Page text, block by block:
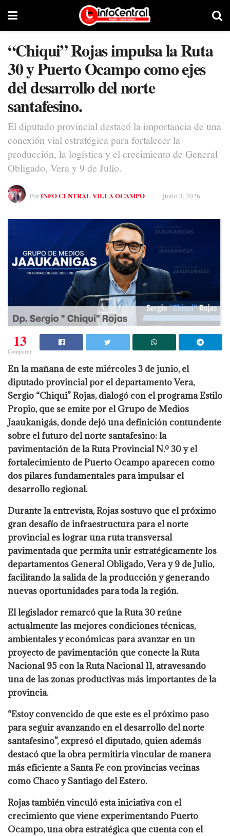
“Chiqui” Rojas impulsa la Ruta
30 y Puerto Ocampo como ejes
del desarrollo del norte
santafesino.
El diputado provincial destacó la importancia de una
conexión vial estratégica para fortalecer la
producción, la logística y el crecimiento de General
Obligado, Vera y 9 de Julio.
PorINFO CENTRAL VILLA OCAMPO junio 3, 2026
13
Compartir
En la mañana de este miércoles 3 de junio, el
diputado provincial por el departamento Vera,
Sergio “Chiqui” Rojas, dialogó con el programa Estilo
Propio, que se emite por el Grupo de Medios
Jaaukanigás, donde dejó una definición contundente
sobre el futuro del norte santafesino: la
pavimentación de la Ruta Provincial N.º 30 y el
fortalecimiento de Puerto Ocampo aparecen como
dos pilares fundamentales para impulsar el
desarrollo regional.
Durante la entrevista, Rojas sostuvo que el próximo
gran desafío de infraestructura para el norte
provincial es lograr una ruta transversal
pavimentada que permita unir estratégicamente los
departamentos General Obligado, Vera y 9 de Julio,
facilitando la salida de la producción y generando
nuevas oportunidades para toda la región.
El legislador remarcó que la Ruta 30 reúne
actualmente las mejores condiciones técnicas,
ambientales y económicas para avanzar en un
proyecto de pavimentación que conecte la Ruta
Nacional 95 con la Ruta Nacional 11, atravesando
una de las zonas productivas más importantes de la
provincia.
“Estoy convencido de que este es el próximo paso
para seguir avanzando en el desarrollo del norte
santafesino”, expresó el diputado, quien además
destacó que la obra permitiría vincular de manera
más eficiente a Santa Fe con provincias vecinas
como Chaco y Santiago del Estero.
Rojas también vinculó esta iniciativa con el
crecimiento que viene experimentando Puerto
Ocampo, una obra estratégica que cuenta con el